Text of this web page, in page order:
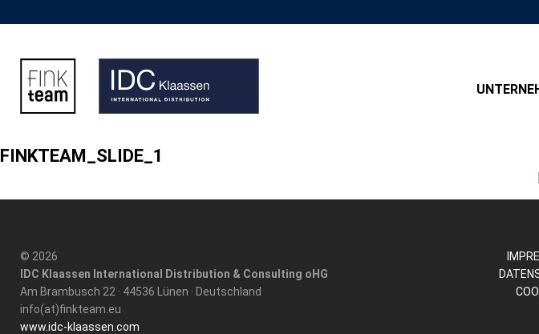
FINKTEAM_SLIDE_1
© 2026
IDC Klaassen International Distribution & Consulting oHG
Am Brambusch 22 · 44536 Lünen · Deutschland
info(at)finkteam.eu
www.idc-klaassen.com